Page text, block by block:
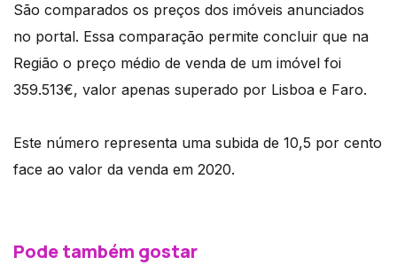
São comparados os preços dos imóveis anunciados
no portal. Essa comparação permite concluir que na
Região o preço médio de venda de um imóvel foi
359.513€, valor apenas superado por Lisboa e Faro.
Este número representa uma subida de 10,5 por cento
face ao valor da venda em 2020.
Pode também gostar